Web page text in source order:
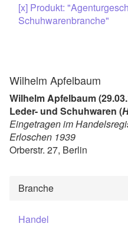
[x] Produkt:
Schuhwarenbranche"
Wilhelm Apfelbaum
Wilhelm Apfelbaum
Leder- und Schuhwaren (
Eingetragen im
Erloschen 1939
Orberstr. 27, Berlin
Branche
Handel